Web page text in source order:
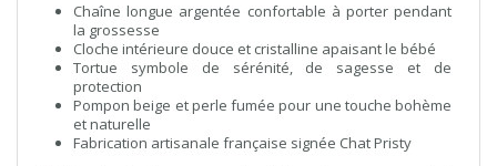
Chaîne longue argentée confortable à porter pendant
la grossesse
Cloche intérieure douce et cristalline apaisant le bébé
Tortue symbole de sérénité, de sagesse et de
protection
Pompon beige et perle fumée pour une touche bohème
et naturelle
Fabrication artisanale française signée Chat Pristy